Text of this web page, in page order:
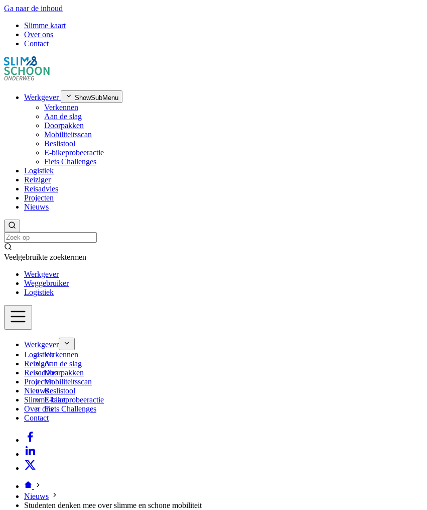
Ga naar de inhoud
Slimme kaart
Over ons
Contact
Werkgever ShowSubMenu
Verkennen
Aan de slag
Doorpakken
Mobiliteitsscan
Beslistool
E-bikeprobeeractie
Fiets Challenges
Logistiek
Reiziger
Reisadvies
Projecten
Nieuws
Veelgebruikte zoektermen
Werkgever
Weggebruiker
Logistiek
Werkgever
Verkennen
Aan de slag
Doorpakken
Mobiliteitsscan
Beslistool
E-bikeprobeeractie
Fiets Challenges
Logistiek
Reiziger
Reisadvies
Projecten
Nieuws
Slimme kaart
Over ons
Contact
Nieuws
Studenten denken mee over slimme en schone mobiliteit